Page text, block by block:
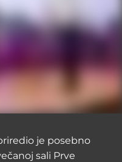
je posebno
sali Prve